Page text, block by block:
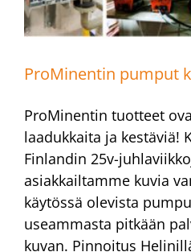
ProMinentin pumput
ProMinentin tuotteet
laadukkaita ja kestäviä!
Finlandin 25v-
asiakkailtamme kuvia
käytössä olevista
useammasta pitkään
kuvan. Pinnoitus